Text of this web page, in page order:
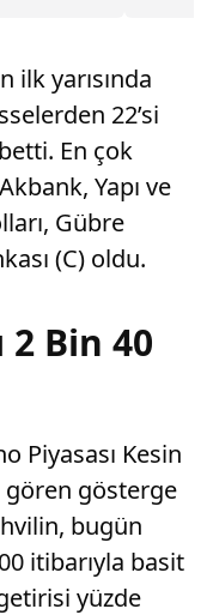
ilk yarısında
22’si
En çok
Yapı ve
Gübre
(C) oldu.
2 Bin 40
Piyasası Kesin
gören gösterge
bugün
itibarıyla basit
yüzde